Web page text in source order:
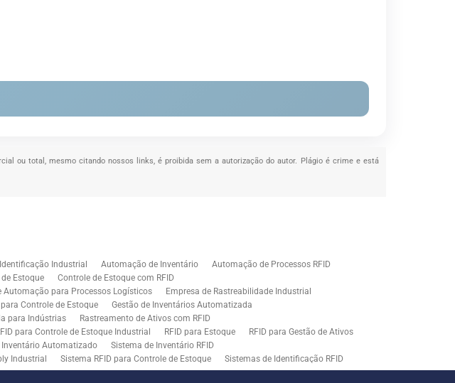
ou total, mesmo citando nossos links, é proibida sem a autorização do autor. Plágio é crime e está
Industrial Automação de Inventário
Automação de Processos RFID
Estoque
Controle de Estoque com RFID
Automação para Processos Logísticos
Empresa de Rastreabilidade Industrial
para Controle de Estoque
Gestão de Inventários Automatizada
para Indústrias
Rastreamento de Ativos com RFID
para Controle de Estoque Industrial RFID para Estoque
RFID para Gestão de Ativos
Inventário Automatizado
Sistema de Inventário RFID
Industrial Sistema RFID para Controle de Estoque
Sistemas de Identificação RFID
de Etiquetas
Soluções em Rastreamento RFID